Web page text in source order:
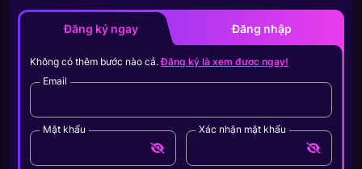
Đăng ký ngay Đăng nhập
Không có thêm bước nào cả.Đăng ký là xem được ngay!
Email
Mật khẩu Xác nhận mật khẩu